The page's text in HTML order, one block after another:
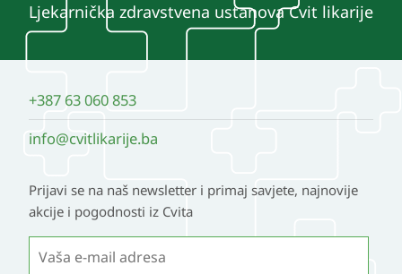
Ljekarnička zdravstvena ustanova Cvit likarije
+387 63 060 853
info@cvitlikarije.ba
Prijavi se na naš newsletter i primaj savjete, najnovije
akcije i pogodnosti iz Cvita